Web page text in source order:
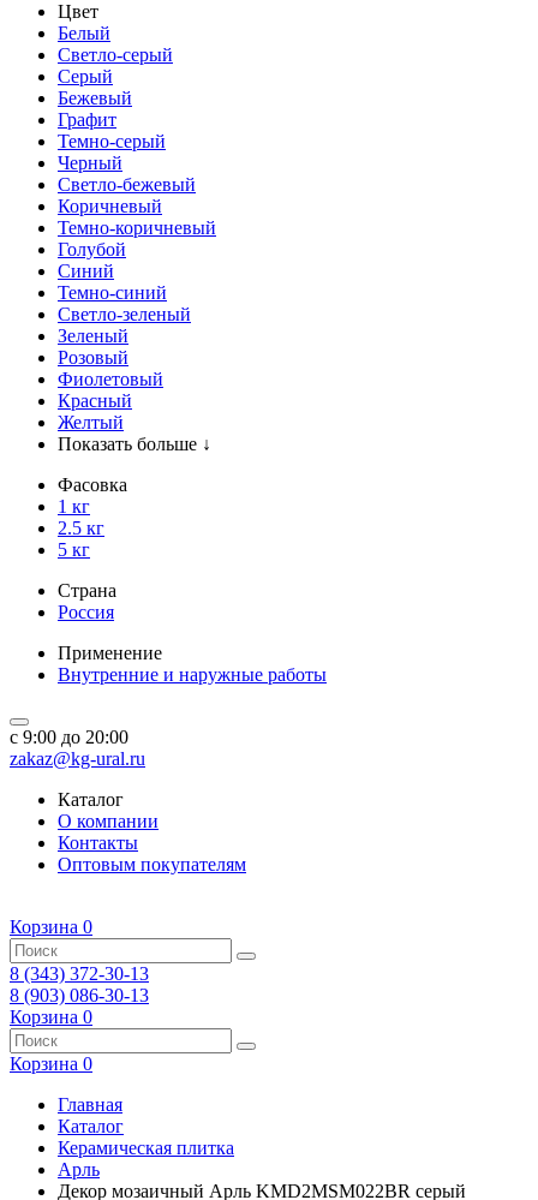
Цвет
Белый
Светло-серый
Серый
Бежевый
Графит
Темно-серый
Черный
Светло-бежевый
Коричневый
Темно-коричневый
Голубой
Синий
Темно-синий
Светло-зеленый
Зеленый
Розовый
Фиолетовый
Красный
Желтый
Показать больше ↓
Фасовка
1 кг
2.5 кг
5 кг
Страна
Россия
Применение
Внутренние и наружные работы
c 9:00 до 20:00
zakaz@kg-ural.ru
Каталог
О компании
Контакты
Оптовым покупателям
Корзина 0
8 (343) 372-30-13
8 (903) 086-30-13
Корзина 0
Корзина 0
Главная
Каталог
Керамическая плитка
Арль
Декор мозаичный Арль KMD2MSM022BR серый